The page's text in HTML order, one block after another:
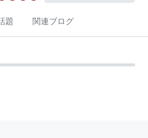
題 関連ブログ